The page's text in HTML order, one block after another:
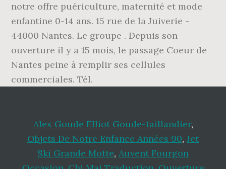
notre offre puériculture, maternité et mode
enfantine 0-14 ans. 15 rue de la Juiverie -
44000 Nantes. Le groupe . Depuis son
ouverture il y a 15 mois, le passage Coeur de
Nantes peine à remplir ses cellules
commerciales. Tél.
Alex Goude Elliot Goude-taillandier,
Objets De Notre Enfance Années 90, Jet
Ski Grande Motte, Auvent Fourgon